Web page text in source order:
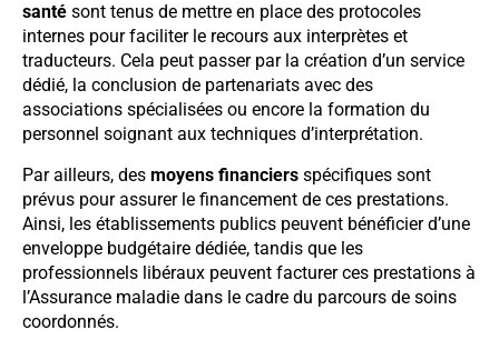
santé sont tenus de mettre en place des protocoles
internes pour faciliter le recours aux interprètes et
traducteurs. Cela peut passer par la création d’un service
dédié, la conclusion de partenariats avec des
associations spécialisées ou encore la formation du
personnel soignant aux techniques d’interprétation.
Par ailleurs, des moyens financiers spécifiques sont
prévus pour assurer le financement de ces prestations.
Ainsi, les établissements publics peuvent bénéficier d’une
enveloppe budgétaire dédiée, tandis que les
professionnels libéraux peuvent facturer ces prestations à
l’Assurance maladie dans le cadre du parcours de soins
coordonnés.